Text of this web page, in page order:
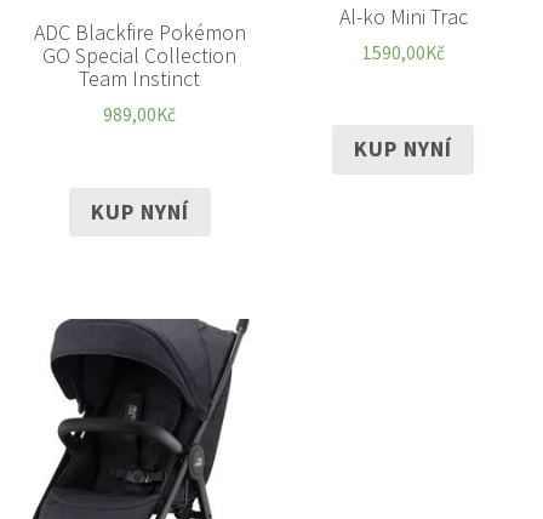
ADC Blackfire Pokémon
GO Special Collection
Team Instinct
989,00Kč
KUP NYNÍ
Al-ko Mini Trac
1590,00Kč
KUP NYNÍ